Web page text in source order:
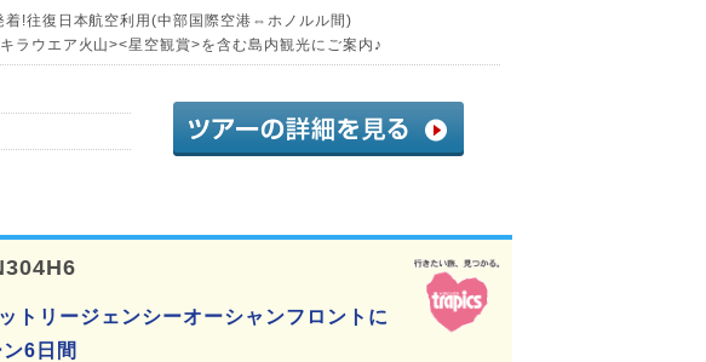
着!往復日本航空利用(中部国際空港⇔ホノルル間)
ラウエア火山><星空観賞>を含む島内観光にご案内♪
トリージェンシーオーシャンフロントに
6日間